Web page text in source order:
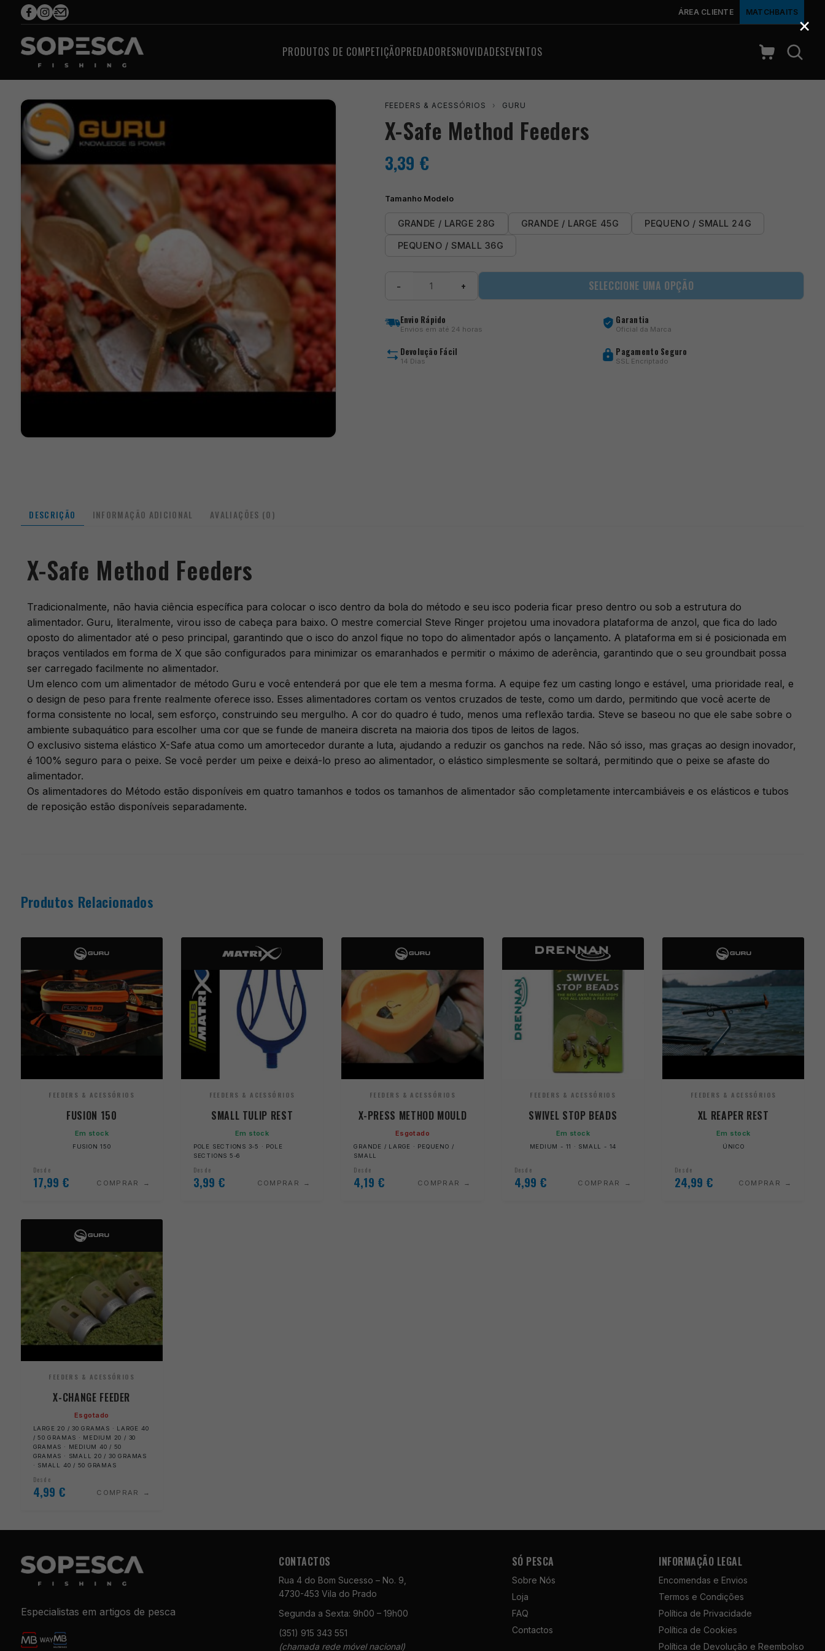
ÁREA CLIENTE MATCHBAITS
PRODUTOS DE COMPETIÇÃOPREDADORESNOVIDADESEVENTOS
FEEDERS & ACESSÓRIOS › GURU
X-Safe Method Feeders
3,39 €
Tamanho Modelo
GRANDE / LARGE 28G GRANDE / LARGE 45G PEQUENO / SMALL 24G
PEQUENO / SMALL 36G
Method
Feeders
− + SELECCIONE UMA OPÇÃO
Envio Rápido
Envios em até 24 horas
Garantia
Oficial da Marca
Devolução Fácil
14 Dias
Pagamento Seguro
SSL Encriptado
DESCRIÇÃO INFORMAÇÃO ADICIONAL AVALIAÇÕES (0)
X-Safe Method Feeders
Tradicionalmente, não havia ciência específica para colocar o isco dentro da bola do método e seu isco poderia ficar preso dentro ou sob a estrutura do
alimentador. Guru, literalmente, virou isso de cabeça para baixo. O mestre comercial Steve Ringer projetou uma inovadora plataforma de anzol, que fica do lado
oposto do alimentador até o peso principal, garantindo que o isco do anzol fique no topo do alimentador após o lançamento. A plataforma em si é posicionada em
braços ventilados em forma de X que são configurados para minimizar os emaranhados e permitir o máximo de aderência, garantindo que o seu groundbait possa
ser carregado facilmente no alimentador.
Um elenco com um alimentador de método Guru e você entenderá por que ele tem a mesma forma. A equipe fez um casting longo e estável, uma prioridade real, e
o design de peso para frente realmente oferece isso. Esses alimentadores cortam os ventos cruzados de teste, como um dardo, permitindo que você acerte de
forma consistente no local, sem esforço, construindo seu mergulho. A cor do quadro é tudo, menos uma reflexão tardia. Steve se baseou no que ele sabe sobre o
ambiente subaquático para escolher uma cor que se funde de maneira discreta na maioria dos tipos de leitos de lagos.
O exclusivo sistema elástico X-Safe atua como um amortecedor durante a luta, ajudando a reduzir os ganchos na rede. Não só isso, mas graças ao design inovador,
é 100% seguro para o peixe. Se você perder um peixe e deixá-lo preso ao alimentador, o elástico simplesmente se soltará, permitindo que o peixe se afaste do
alimentador.
Os alimentadores do Método estão disponíveis em quatro tamanhos e todos os tamanhos de alimentador são completamente intercambiáveis ​​e os elásticos e tubos
de reposição estão disponíveis separadamente.
Produtos Relacionados
FEEDERS & ACESSÓRIOS
FUSION 150
Em stock
FUSION 150
Desde
17,99 € COMPRAR
FEEDERS & ACESSÓRIOS
SMALL TULIP REST
Em stock
POLE SECTIONS 3-5 · POLE
SECTIONS 5-6
Desde
3,99 € COMPRAR
FEEDERS & ACESSÓRIOS
X-PRESS METHOD MOULD
Esgotado
GRANDE / LARGE · PEQUENO /
SMALL
Desde
4,19 € COMPRAR
FEEDERS & ACESSÓRIOS
SWIVEL STOP BEADS
Em stock
MEDIUM - 11 · SMALL - 14
Desde
4,99 € COMPRAR
FEEDERS & ACESSÓRIOS
XL REAPER REST
Em stock
ÚNICO
Desde
24,99 € COMPRAR
FEEDERS & ACESSÓRIOS
X-CHANGE FEEDER
Esgotado
LARGE 20 / 30 GRAMAS · LARGE 40
/ 50 GRAMAS · MEDIUM 20 / 30
GRAMAS · MEDIUM 40 / 50
GRAMAS · SMALL 20 / 30 GRAMAS
· SMALL 40 / 50 GRAMAS
Desde
4,99 € COMPRAR
Especialistas em artigos de pesca
CONTACTOS
Rua 4 do Bom Sucesso – No. 9,
4730-453 Vila do Prado
Segunda a Sexta: 9h00 – 19h00
(351) 915 343 551
(chamada rede móvel nacional)
SÓ PESCA
Sobre Nós
Loja
FAQ
Contactos
INFORMAÇÃO LEGAL
Encomendas e Envios
Termos e Condições
Política de Privacidade
Política de Cookies
Política de Devolução e Reembolso
×